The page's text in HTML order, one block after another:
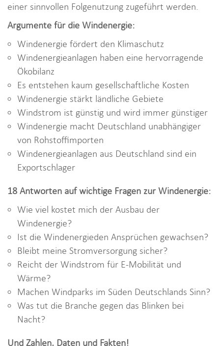
einer sinnvollen Folgenutzung zugeführt werden.
Argumente für die Windenergie:
Windenergie fördert den Klimaschutz
Windenergieanlagen haben eine hervorragende
Ökobilanz
Es entstehen kaum gesellschaftliche Kosten
Windenergie stärkt ländliche Gebiete
Windstrom ist günstig und wird immer günstiger
Windenergie macht Deutschland unabhängiger
von Rohstoffimporten
Windenergieanlagen aus Deutschland sind ein
Exportschlager
18 Antworten auf wichtige Fragen zur Windenergie:
Wie viel kostet mich der Ausbau der
Windenergie?
Ist die Windenergieden Ansprüchen gewachsen?
Bleibt meine Stromversorgung sicher?
Reicht der Windstrom für E-Mobilität und
Wärme?
Machen Windparks im Süden Deutschlands Sinn?
Was tut die Branche gegen das Blinken bei
Nacht?
Und Zahlen, Daten und Fakten!